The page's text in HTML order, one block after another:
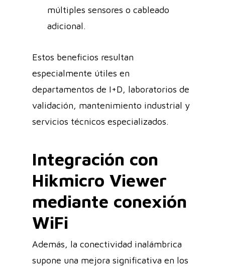
múltiples sensores o cableado
adicional.
Estos beneficios resultan
especialmente útiles en
departamentos de I+D, laboratorios de
validación, mantenimiento industrial y
servicios técnicos especializados.
Integración con
Hikmicro Viewer
mediante conexión
WiFi
Además, la conectividad inalámbrica
supone una mejora significativa en los